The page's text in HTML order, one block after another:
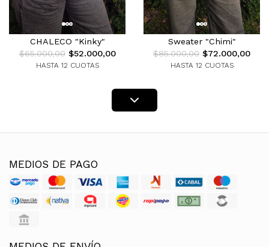
CHALECO "Kinky"
$65.000,00$52.000,00
HASTA 12 CUOTAS
Sweater "Chimi"
$85.000,00 $72.000,00
HASTA 12 CUOTAS
MEDIOS DE PAGO